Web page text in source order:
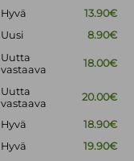
Hyvä
13.90€
Uusi
8.90€
Uutta
vastaava
18.00€
Uutta
vastaava
20.00€
Hyvä
18.90€
Hyvä
19.90€